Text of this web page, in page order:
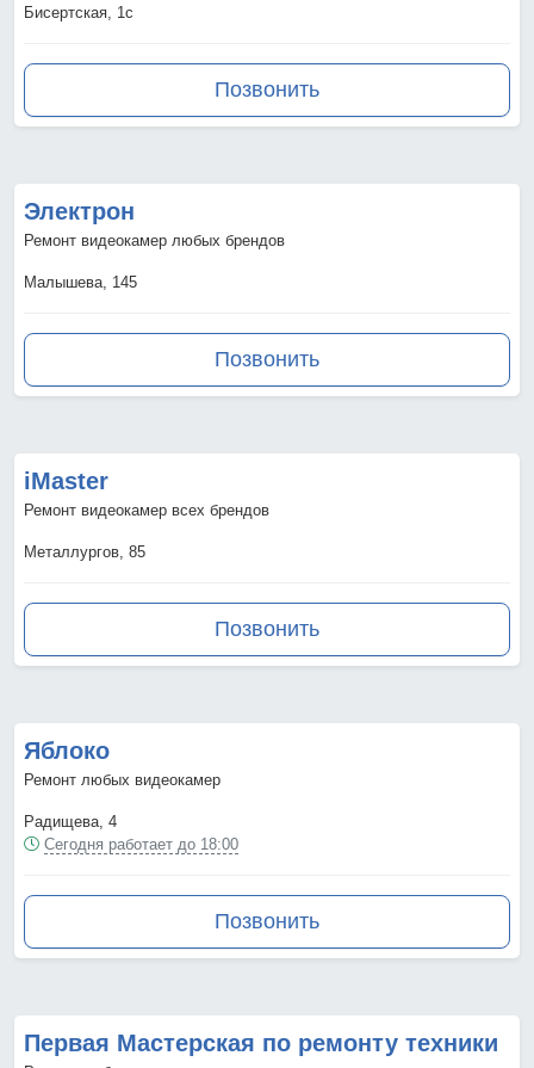
Бисертская, 1с
Позвонить
Электрон
Ремонт видеокамер любых брендов
Малышева, 145
Позвонить
iMaster
Ремонт видеокамер всех брендов
Металлургов, 85
Позвонить
Яблоко
Ремонт любых видеокамер
Радищева, 4
Сегодня работает до 18:00
Позвонить
Первая Мастерская по ремонту техники